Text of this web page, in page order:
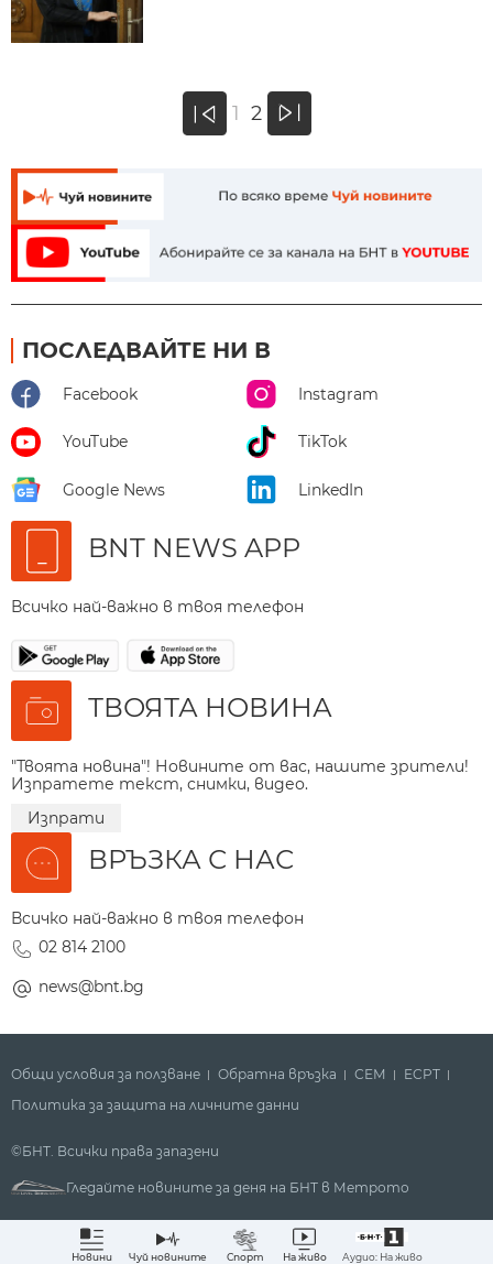
« 1 2 »
ПОСЛЕДВАЙТЕ НИ В
Facebook Instagram
YouTube TikTok
Google News LinkedIn
BNT NEWS APP
Всичко най-важно в твоя телефон
ТВОЯТА НОВИНА
"Твоята новина"! Новините от вас, нашите зрители!
Изпратете текст, снимки, видео.
Изпрати
ВРЪЗКА С НАС
Всичко най-важно в твоя телефон
02 814 2100
news@bnt.bg
Новини Чуй новините Спорт На живо Аудио: На живо
Общи условия за ползване Обратна връзка СЕМ
ECPT
Политика за защита на личните данни
©БНТ. Всички права запазени
Гледайте новините за деня на БНТ в Метрото